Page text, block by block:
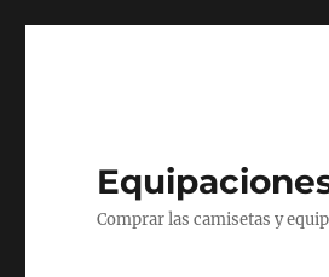
Comprar las camisetas y